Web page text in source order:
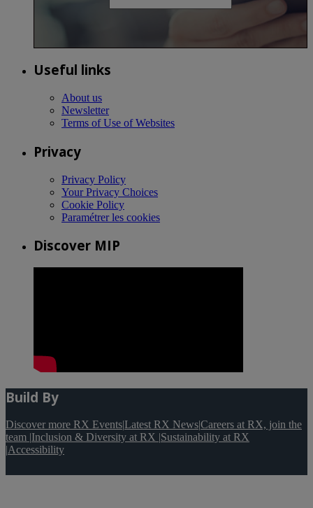
Useful links
About us
Newsletter
Terms of Use of Websites
Privacy
Privacy Policy
Your Privacy Choices
Cookie Policy
Paramétrer les cookies
Discover MIP
Build By
Discover more RX Events|Latest RX News|Careers at RX, join the
team |Inclusion & Diversity at RX |Sustainability at RX
|Accessibility